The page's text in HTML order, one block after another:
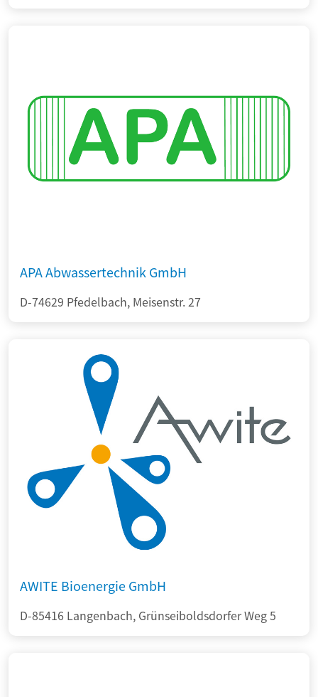
APA Abwassertechnik GmbH
D-74629 Pfedelbach, Meisenstr. 27
AWITE Bioenergie GmbH
D-85416 Langenbach, Grünseiboldsdorfer Weg 5